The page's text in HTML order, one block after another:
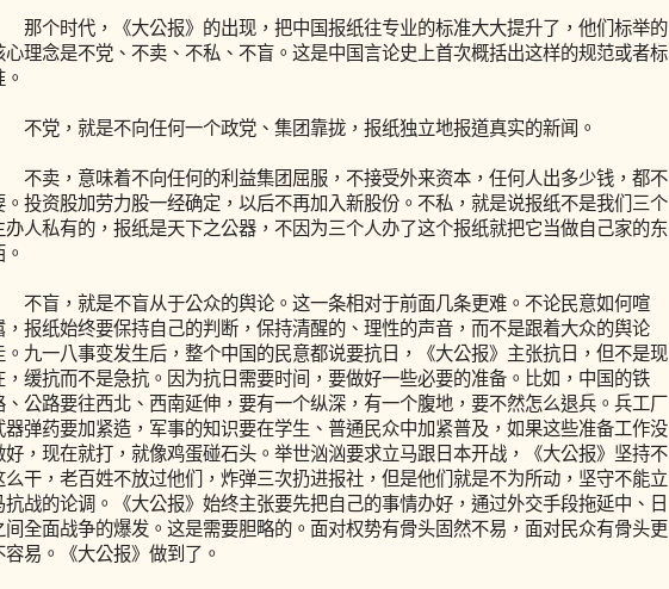
那个时代，《大公报》的出现，把中国报纸往专业的标准大大提升了，他们标举的
心理念是不党、不卖、不私、不盲。这是中国言论史上首次概括出这样的规范或者标
不党，就是不向任何一个政党、集团靠拢，报纸独立地报道真实的新闻。
不卖，意味着不向任何的利益集团屈服，不接受外来资本，任何人出多少钱，都不
。投资股加劳力股一经确定，以后不再加入新股份。不私，就是说报纸不是我们三个
办人私有的，报纸是天下之公器，不因为三个人办了这个报纸就把它当做自己家的东
不盲，就是不盲从于公众的舆论。这一条相对于前面几条更难。不论民意如何喧
，报纸始终要保持自己的判断，保持清醒的、理性的声音，而不是跟着大众的舆论
。九一八事变发生后，整个中国的民意都说要抗日，《大公报》主张抗日，但不是现
，缓抗而不是急抗。因为抗日需要时间，要做好一些必要的准备。比如，中国的铁
、公路要往西北、西南延伸，要有一个纵深，有一个腹地，要不然怎么退兵。兵工厂
器弹药要加紧造，军事的知识要在学生、普通民众中加紧普及，如果这些准备工作没
好，现在就打，就像鸡蛋碰石头。举世汹汹要求立马跟日本开战，《大公报》坚持不
么干，老百姓不放过他们，炸弹三次扔进报社，但是他们就是不为所动，坚守不能立
抗战的论调。《大公报》始终主张要先把自己的事情办好，通过外交手段拖延中、日
间全面战争的爆发。这是需要胆略的。面对权势有骨头固然不易，面对民众有骨头更
容易。《大公报》做到了。